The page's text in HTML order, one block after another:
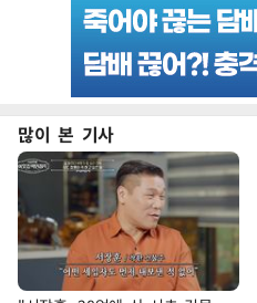
많이 본 기사